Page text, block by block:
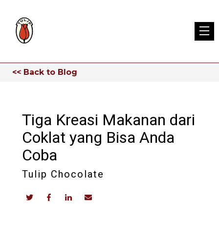
<< Back to Blog
Tiga Kreasi Makanan dari
Coklat yang Bisa Anda
Coba
Tulip Chocolate